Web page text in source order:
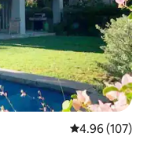
औसत रेटिंग 5 में से
4.96 (107)